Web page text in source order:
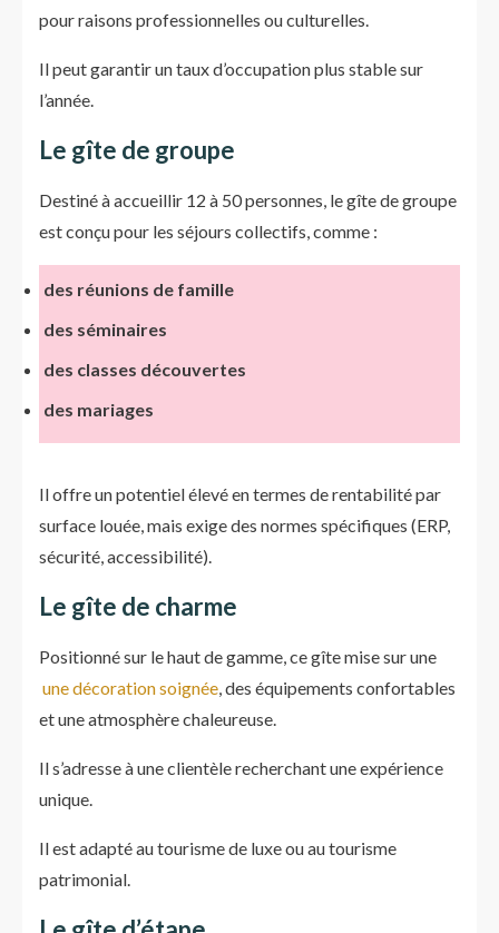
pour raisons professionnelles ou culturelles.
Il peut garantir un taux d’occupation plus stable sur
l’année.
Le gîte de groupe
Destiné à accueillir 12 à 50 personnes, le gîte de groupe
est conçu pour les séjours collectifs, comme :
des réunions de famille
des séminaires
des classes découvertes
des mariages
Il offre un potentiel élevé en termes de rentabilité par
surface louée, mais exige des normes spécifiques (ERP,
sécurité, accessibilité).
Le gîte de charme
Positionné sur le haut de gamme, ce gîte mise sur une
une décoration soignée, des équipements confortables
et une atmosphère chaleureuse.
Il s’adresse à une clientèle recherchant une expérience
unique.
Il est adapté au tourisme de luxe ou au tourisme
patrimonial.